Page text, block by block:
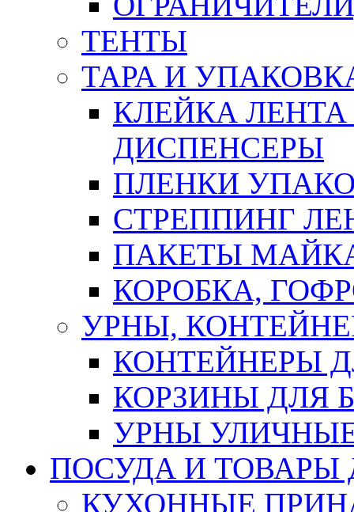
ТЕНТЫ
ТАРА И
КЛЕЙКА
ДИСПЕНСЕРЫ
ПЛЕНКИ
СТРЕППИНГ
ПАКЕТЫ
КОРОБКА,
УРНЫ,
КОНТЕЙНЕРЫ
КОРЗИНЫ ДЛЯ
УРНЫ
ПОСУДА И ТОВАРЫ
КУХОННЫЕ